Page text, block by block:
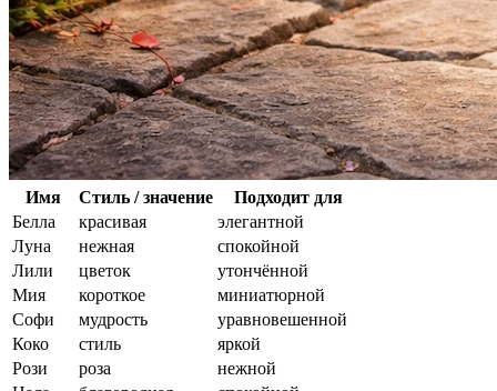
Имя Стиль / значение
Подходит для
Белла
красивая
элегантной
Луна
нежная
спокойной
Лили
цветок
утончённой
Мия
короткое
миниатюрной
Софи
мудрость
уравновешенной
Коко
стиль
яркой
Рози
роза
нежной